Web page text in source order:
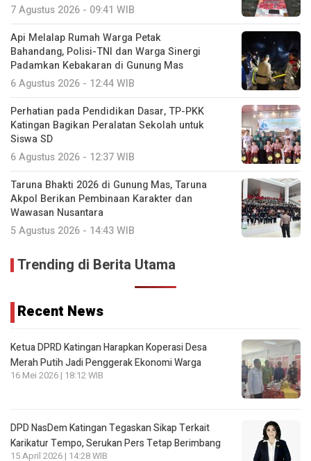
7 Agustus 2026 - 09:41 WIB
Api Melalap Rumah Warga Petak
Bahandang, Polisi-TNI dan Warga Sinergi
Padamkan Kebakaran di Gunung Mas
6 Agustus 2026 - 12:44 WIB
Perhatian pada Pendidikan Dasar, TP-PKK
Katingan Bagikan Peralatan Sekolah untuk
Siswa SD
6 Agustus 2026 - 12:37 WIB
Taruna Bhakti 2026 di Gunung Mas, Taruna
Akpol Berikan Pembinaan Karakter dan
Wawasan Nusantara
5 Agustus 2026 - 14:43 WIB
Trending di Berita Utama
Recent News
Ketua DPRD Katingan Harapkan Koperasi Desa
Merah Putih Jadi Penggerak Ekonomi Warga
16 Mei 2026 | 18:12 WIB
DPD NasDem Katingan Tegaskan Sikap Terkait
Karikatur Tempo, Serukan Pers Tetap Berimbang
15 April 2026 | 14:28 WIB